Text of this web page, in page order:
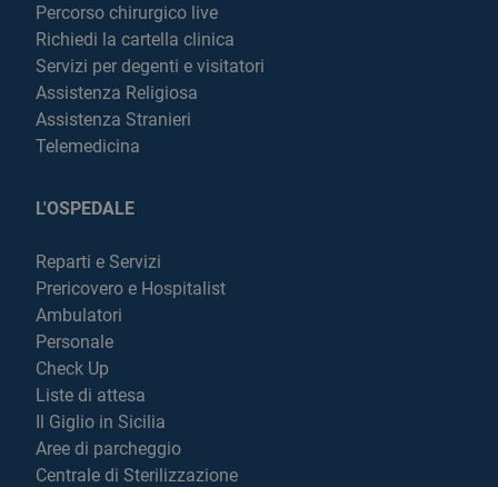
Percorso chirurgico live
Richiedi la cartella clinica
Servizi per degenti e visitatori
Assistenza Religiosa
Assistenza Stranieri
Telemedicina
L'OSPEDALE
Reparti e Servizi
Prericovero e Hospitalist
Ambulatori
Personale
Check Up
Liste di attesa
Il Giglio in Sicilia
Aree di parcheggio
Centrale di Sterilizzazione